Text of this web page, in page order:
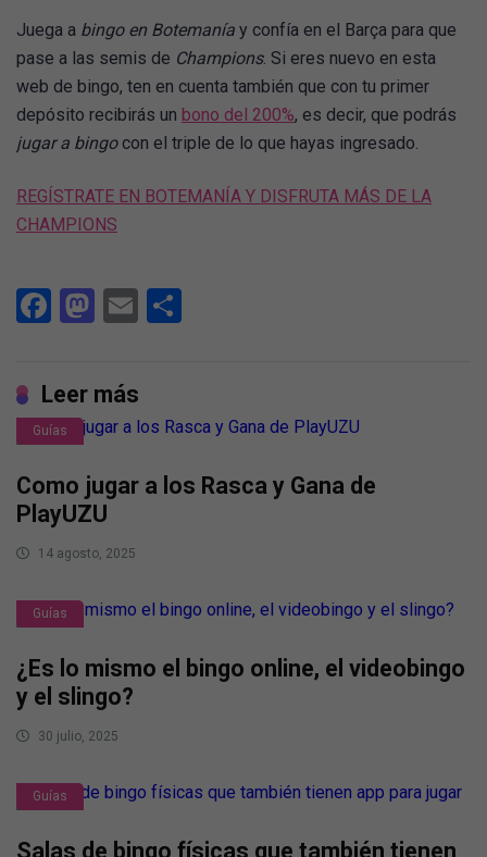
Juega a bingo en Botemanía y confía en el Barça para que
pase a las semis de Champions. Si eres nuevo en esta
web de bingo, ten en cuenta también que con tu primer
depósito recibirás un bono del 200%, es decir, que podrás
jugar a bingocon el triple de lo que hayas ingresado.
REGÍSTRATE EN BOTEMANÍA Y DISFRUTA MÁS DE LA
CHAMPIONS
Facebook
Mastodon
Email
Leer más
Guías
Como jugar a los Rasca y Gana de
PlayUZU
14 agosto, 2025
Guías
¿Es lo mismo el bingo online, el videobingo
y el slingo?
30 julio, 2025
Guías
Salas de bingo físicas que también tienen